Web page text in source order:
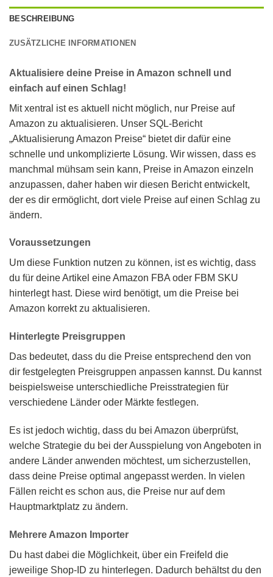
BESCHREIBUNG
ZUSÄTZLICHE INFORMATIONEN
Aktualisiere deine Preise in Amazon schnell und
einfach auf einen Schlag!
Mit xentral ist es aktuell nicht möglich, nur Preise auf
Amazon zu aktualisieren. Unser SQL-Bericht
„Aktualisierung Amazon Preise“ bietet dir dafür eine
schnelle und unkomplizierte Lösung. Wir wissen, dass es
manchmal mühsam sein kann, Preise in Amazon einzeln
anzupassen, daher haben wir diesen Bericht entwickelt,
der es dir ermöglicht, dort viele Preise auf einen Schlag zu
ändern.
Voraussetzungen
Um diese Funktion nutzen zu können, ist es wichtig, dass
du für deine Artikel eine Amazon FBA oder FBM SKU
hinterlegt hast. Diese wird benötigt, um die Preise bei
Amazon korrekt zu aktualisieren.
Hinterlegte Preisgruppen
Das bedeutet, dass du die Preise entsprechend den von
dir festgelegten Preisgruppen anpassen kannst. Du kannst
beispielsweise unterschiedliche Preisstrategien für
verschiedene Länder oder Märkte festlegen.
Es ist jedoch wichtig, dass du bei Amazon überprüfst,
welche Strategie du bei der Ausspielung von Angeboten in
andere Länder anwenden möchtest, um sicherzustellen,
dass deine Preise optimal angepasst werden. In vielen
Fällen reicht es schon aus, die Preise nur auf dem
Hauptmarktplatz zu ändern.
Mehrere Amazon Importer
Du hast dabei die Möglichkeit, über ein Freifeld die
jeweilige Shop-ID zu hinterlegen. Dadurch behältst du den